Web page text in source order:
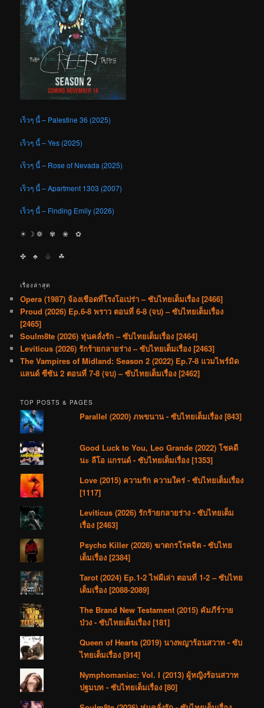
เร็วๆ นี้ – Palestine 36 (2025)
เร็วๆ นี้ – Yes (2025)
เร็วๆ นี้ – Rose of Nevada (2025)
เร็วๆ นี้ – Apartment 1303 (2007)
เร็วๆ นี้ – Finding Emily (2026)
☀︎ ☽ ❁ ✾ ❀ ✿
✤ ♣︎ ♧ ☘︎
เรื่องล่าสุด
Opera (1987) จ้องเชือดที่โรงโอเปร่า – ซับไทยเต็มเรื่อง [2466]
Proud (2026) Ep.6-8 พราว ตอนที่ 6-8 (จบ) – ซับไทยเต็มเรื่อง
[2465]
Soulm8te (2026) หุ่นคลั่งรัก – ซับไทยเต็มเรื่อง [2464]
Leviticus (2026) รักร้ายกลายร่าง – ซับไทยเต็มเรื่อง [2463]
The Vampires of Midland: Season 2 (2022) Ep.7-8 แวมไพร์มิด
แลนด์ ซีซัน 2 ตอนที่ 7-8 (จบ) – ซับไทยเต็มเรื่อง [2462]
TOP POSTS & PAGES
Parallel (2020) ภพขนาน - ซับไทยเต็มเรื่อง [843]
Good Luck to You, Leo Grande (2022) โชคดี
นะ ลีโอ แกรนด์ - ซับไทยเต็มเรื่อง [1353]
Love (2015) ความรัก ความใคร่ - ซับไทยเต็มเรื่อง
[1117]
Leviticus (2026) รักร้ายกลายร่าง - ซับไทยเต็ม
เรื่อง [2463]
Psycho Killer (2026) ฆาตกรโรคจิต - ซับไทย
เต็มเรื่อง [2384]
Tarot (2024) Ep.1-2 ไพ่ผีเล่า ตอนที่ 1-2 – ซับไทย
เต็มเรื่อง [2088-2089]
The Brand New Testament (2015) คัมภีร์วาย
ป่วง - ซับไทยเต็มเรื่อง [181]
Queen of Hearts (2019) นางพญาร้อนสวาท - ซับ
ไทยเต็มเรื่อง [914]
Nymphomaniac: Vol. I (2013) ผู้หญิงร้อนสวาท
ปฐมบท - ซับไทยเต็มเรื่อง [80]